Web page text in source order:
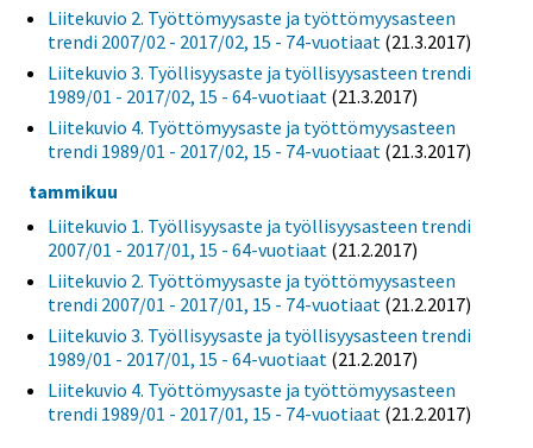
Liitekuvio 2. Työttömyysaste ja työttömyysasteen
trendi 2007/02 - 2017/02, 15 - 74-vuotiaat (21.3.2017)
Liitekuvio 3. Työllisyysaste ja työllisyysasteen trendi
1989/01 - 2017/02, 15 - 64-vuotiaat (21.3.2017)
Liitekuvio 4. Työttömyysaste ja työttömyysasteen
trendi 1989/01 - 2017/02, 15 - 74-vuotiaat (21.3.2017)
tammikuu
Liitekuvio 1. Työllisyysaste ja työllisyysasteen trendi
2007/01 - 2017/01, 15 - 64-vuotiaat (21.2.2017)
Liitekuvio 2. Työttömyysaste ja työttömyysasteen
trendi 2007/01 - 2017/01, 15 - 74-vuotiaat (21.2.2017)
Liitekuvio 3. Työllisyysaste ja työllisyysasteen trendi
1989/01 - 2017/01, 15 - 64-vuotiaat (21.2.2017)
Liitekuvio 4. Työttömyysaste ja työttömyysasteen
trendi 1989/01 - 2017/01, 15 - 74-vuotiaat (21.2.2017)